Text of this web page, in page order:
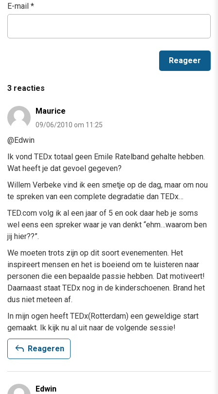
E-mail *
3 reacties
Maurice
09/06/2010 om 11:25
@Edwin
Ik vond TEDx totaal geen Emile Ratelband gehalte hebben.
Wat heeft je dat gevoel gegeven?
Willem Verbeke vind ik een smetje op de dag, maar om nou
te spreken van een complete degradatie dan TEDx…
TED.com volg ik al een jaar of 5 en ook daar heb je soms
wel eens een spreker waar je van denkt “ehm…waarom ben
jij hier??”.
We moeten trots zijn op dit soort evenementen. Het
inspireert mensen en het is boeiend om te luisteren naar
personen die een bepaalde passie hebben. Dat motiveert!
Daarnaast staat TEDx nog in de kinderschoenen. Brand het
dus niet meteen af.
In mijn ogen heeft TEDx(Rotterdam) een geweldige start
gemaakt. Ik kijk nu al uit naar de volgende sessie!
reply Reageren
Edwin